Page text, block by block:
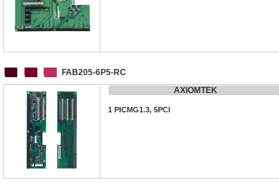
FAB205-6P5-RC
AXIOMTEK
1 PICMG1.3, 5PCI